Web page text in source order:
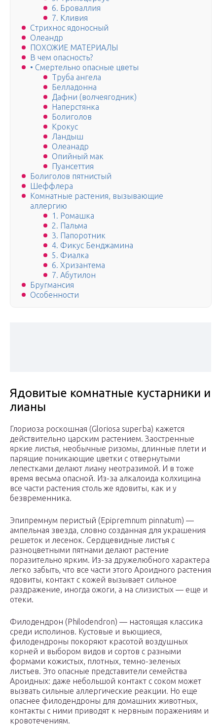
6. Броваллия
7. Кливия
Стрихнос ядоносный
Олеандр
ПОХОЖИЕ МАТЕРИАЛЫ
В чем опасность?
• Смертельно опасные цветы
Труба ангела
Белладонна
Дафни (волчеягодник)
Наперстянка
Болиголов
Крокус
Ландыш
Олеанадр
Опийный мак
Пуансеттия
Болиголов пятнистый
Шеффлера
Комнатные растения, вызывающие
аллергию
1. Ромашка
2. Пальма
3. Папоротник
4. Фикус Бенджамина
5. Фиалка
6. Хризантема
7. Абутилон
Бругмансия
Особенности
Ядовитые комнатные кустарники и
лианы
Глориоза роскошная (Gloriosa superba) кажется
действительно царским растением. Заостренные
яркие листья, необычные ризомы, длинные плети и
парящие поникающие цветки с отвернутыми
лепестками делают лиану неотразимой. И в тоже
время весьма опасной. Из-за алкалоида колхицина
все части растения столь же ядовиты, как и у
безвременника.
Эпипремнум перистый (Epipremnum pinnatum) —
ампельная звезда, словно созданная для украшения
решеток и лесенок. Сердцевидные листья с
разноцветными пятнами делают растение
поразительно ярким. Из-за дружелюбного характера
легко забыть, что все части этого Ароидного растения
ядовиты, контакт с кожей вызывает сильное
раздражение, иногда ожоги, а на слизистых — еще и
отеки.
Филодендрон (Philodendron) — настоящая классика
среди исполинов. Кустовые и вьющиеся,
филодендроны покоряют красотой воздушных
корней и выбором видов и сортов с разными
формами кожистых, плотных, темно-зеленых
листьев. Это опасные представители семейства
Ароидных: даже небольшой контакт с соком может
вызвать сильные аллергические реакции. Но еще
опаснее филодендроны для домашних животных,
контакты с ними приводят к нервным поражениям и
кровотечениям.